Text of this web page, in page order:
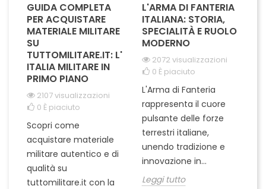
GUIDA COMPLETA
PER ACQUISTARE
MATERIALE MILITARE
SU
TUTTOMILITARE.IT: L'
ITALIA MILITARE IN
PRIMO PIANO
2107 visualizzazioni
0 È piaciuto
Scopri come
acquistare materiale
militare autentico e di
qualità su
tuttomilitare.it con la
L'ARMA DI FANTERIA
ITALIANA: STORIA,
SPECIALITÀ E RUOLO
MODERNO
2072 visualizzazioni
0 È piaciuto
L'Arma di Fanteria
rappresenta il cuore
pulsante delle forze
terrestri italiane,
unendo tradizione e
innovazione in...
Leggi tutto